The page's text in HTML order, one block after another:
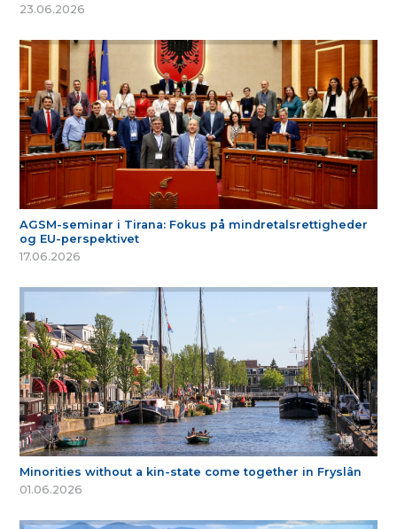
23.06.2026
AGSM-seminar i Tirana: Fokus på mindretalsrettigheder
og EU-perspektivet
17.06.2026
Minorities without a kin-state come together in Fryslân
01.06.2026